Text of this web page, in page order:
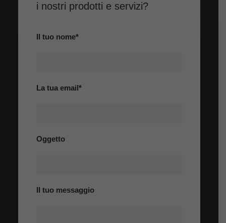
i nostri prodotti e servizi?
Il tuo nome*
La tua email*
Oggetto
Il tuo messaggio